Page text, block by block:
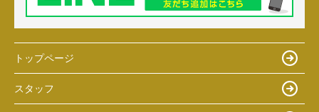
トップページ
スタッフ